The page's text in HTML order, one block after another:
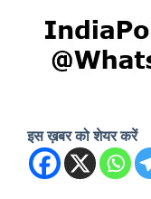
इस ख़बर को शेयर करें